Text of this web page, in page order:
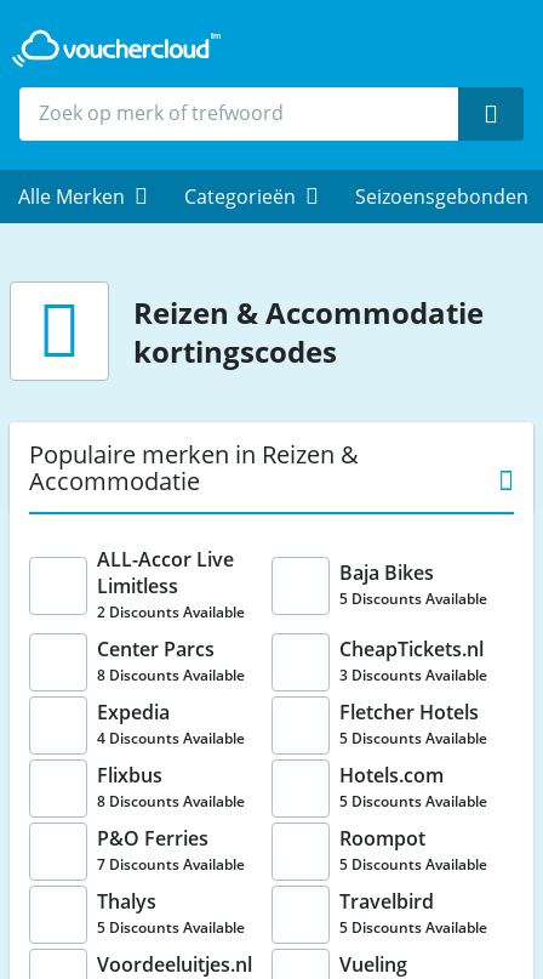
Alle Merken Categorieën Seizoensgebonden
Reizen & Accommodatie
kortingscodes
Populaire merken in Reizen &
Accommodatie
ALL-Accor Live
Limitless
2 Discounts Available
Baja Bikes
5 Discounts Available
Center Parcs
8 Discounts Available
CheapTickets.nl
3 Discounts Available
Expedia
4 Discounts Available
Fletcher Hotels
5 Discounts Available
Flixbus
8 Discounts Available
Hotels.com
5 Discounts Available
P&O Ferries
7 Discounts Available
Roompot
5 Discounts Available
Thalys
5 Discounts Available
Travelbird
5 Discounts Available
Voordeeluitjes.nl Vueling